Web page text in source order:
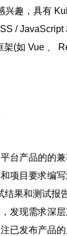
兴趣，具有
/
架(如 Vue 、
台产品的的
项目要求编
果和测试报
发现需求深层
已发布产品